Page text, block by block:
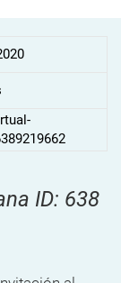
ID: 638